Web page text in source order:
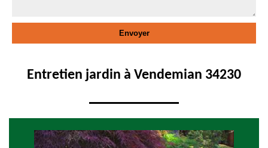
Entretien jardin à Vendemian 34230